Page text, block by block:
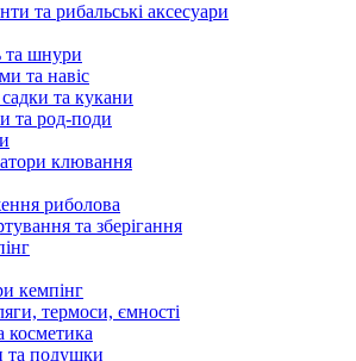
та рибальські аксесуари
та шнури
та навіс
та кукани
та род-поди
клювання
риболова
та зберігання
кемпінг
термоси, ємності
косметика
подушки